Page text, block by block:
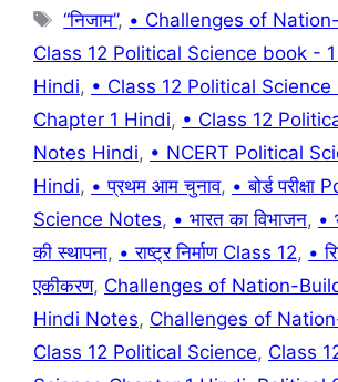
Tags
“निजाम”, • Challenges of
Class 12 Political Science book -
Hindi, • Class 12 Political Science
Chapter 1 Hindi, • Class 12
Notes Hindi, • NCERT Political
Hindi, • प्रथम आम चुनाव, • बोर्ड परीक्षा
Science Notes, • भारत का विभाजन, •
की स्थापना, • राष्ट्र निर्माण Class 12, •
एकीकरण, Challenges of Nation-
Hindi Notes, Challenges of
Class 12 Political Science, Class